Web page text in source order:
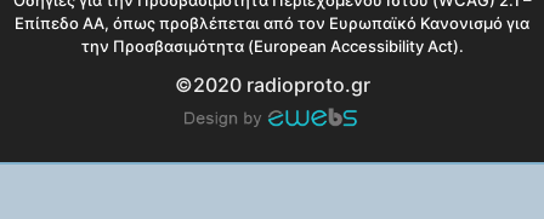
Επίπεδο AA, όπως προβλέπεται από τον Ευρωπαϊκό Κανονισμό για
την Προσβασιμότητα (European Accessibility Act).
©2020 radioproto.gr